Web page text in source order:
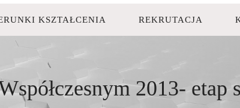
KSZTAŁCENIA REKRUTACJA
2013- etap